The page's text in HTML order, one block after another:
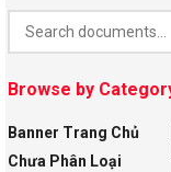
Browse by
Banner Trang Chủ
Chưa Phân Loại